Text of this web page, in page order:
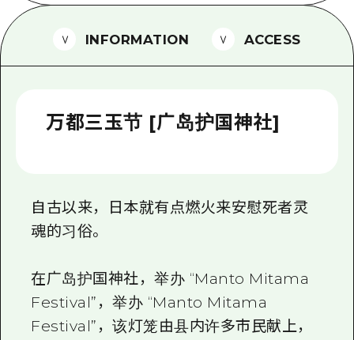
面向外国游客的街角旅游信息中心
志愿者指南
照片下载
广岛观光宣传册
INFORMATION ACCESS
万都三玉节 [广岛护国神社]
自古以来，日本就有点燃火来安慰死者灵
魂的习俗。
在广岛护国神社，举办 “Manto Mitama
Festival”，举办 “Manto Mitama
Festival”，该灯笼由县内许多市民献上，